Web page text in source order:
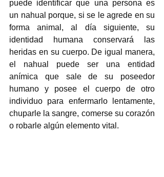
puede identificar que una persona es
un nahual porque, si se le agrede en su
forma animal, al día siguiente, su
identidad humana conservará las
heridas en su cuerpo. De igual manera,
el nahual puede ser una entidad
anímica que sale de su poseedor
humano y posee el cuerpo de otro
individuo para enfermarlo lentamente,
chuparle la sangre, comerse su corazón
o robarle algún elemento vital.